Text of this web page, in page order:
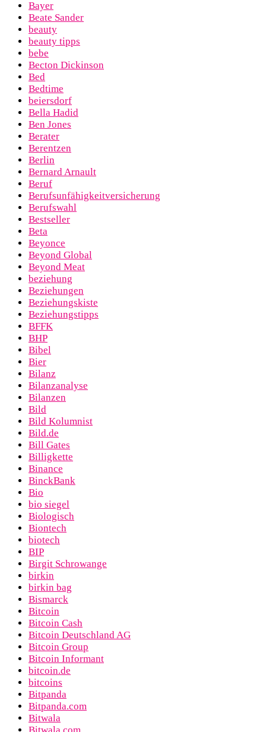
Bayer
Beate Sander
beauty
beauty tipps
bebe
Becton Dickinson
Bed
Bedtime
beiersdorf
Bella Hadid
Ben Jones
Berater
Berentzen
Berlin
Bernard Arnault
Beruf
Berufsunfähigkeitversicherung
Berufswahl
Bestseller
Beta
Beyonce
Beyond Global
Beyond Meat
beziehung
Beziehungen
Beziehungskiste
Beziehungstipps
BFFK
BHP
Bibel
Bier
Bilanz
Bilanzanalyse
Bilanzen
Bild
Bild Kolumnist
Bild.de
Bill Gates
Billigkette
Binance
BinckBank
Bio
bio siegel
Biologisch
Biontech
biotech
BIP
Birgit Schrowange
birkin
birkin bag
Bismarck
Bitcoin
Bitcoin Cash
Bitcoin Deutschland AG
Bitcoin Group
Bitcoin Informant
bitcoin.de
bitcoins
Bitpanda
Bitpanda.com
Bitwala